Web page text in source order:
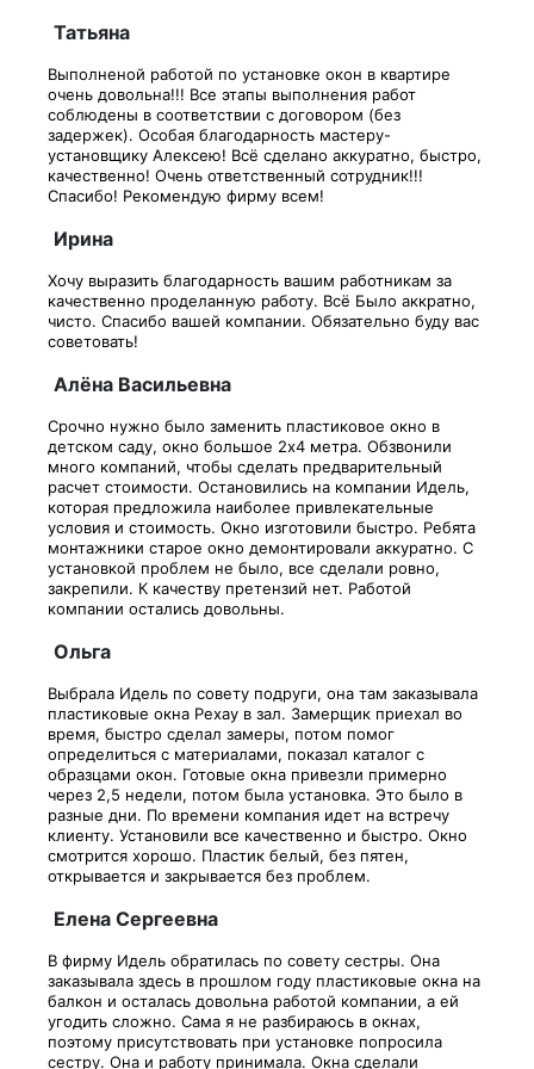
Татьяна
Выполненой работой по установке окон в квартире
очень довольна!!! Все этапы выполнения работ
соблюдены в соответствии с договором (без
задержек). Особая благодарность мастеру-
установщику Алексею! Всё сделано аккуратно, быстро,
качественно! Очень ответственный сотрудник!!!
Спасибо! Рекомендую фирму всем!
Ирина
Хочу выразить благодарность вашим работникам за
качественно проделанную работу. Всё Было аккратно,
чисто. Спасибо вашей компании. Обязательно буду вас
советовать!
Алёна Васильевна
Срочно нужно было заменить пластиковое окно в
детском саду, окно большое 2х4 метра. Обзвонили
много компаний, чтобы сделать предварительный
расчет стоимости. Остановились на компании Идель,
которая предложила наиболее привлекательные
условия и стоимость. Окно изготовили быстро. Ребята
монтажники старое окно демонтировали аккуратно. С
установкой проблем не было, все сделали ровно,
закрепили. К качеству претензий нет. Работой
компании остались довольны.
Ольга
Выбрала Идель по совету подруги, она там заказывала
пластиковые окна Рехау в зал. Замерщик приехал во
время, быстро сделал замеры, потом помог
определиться с материалами, показал каталог с
образцами окон. Готовые окна привезли примерно
через 2,5 недели, потом была установка. Это было в
разные дни. По времени компания идет на встречу
клиенту. Установили все качественно и быстро. Окно
смотрится хорошо. Пластик белый, без пятен,
открывается и закрывается без проблем.
Елена Сергеевна
В фирму Идель обратилась по совету сестры. Она
заказывала здесь в прошлом году пластиковые окна на
балкон и осталась довольна работой компании, а ей
угодить сложно. Сама я не разбираюсь в окнах,
поэтому присутствовать при установке попросила
сестру. Она и работу принимала. Окна сделали